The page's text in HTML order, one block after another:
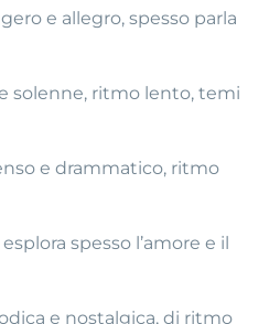
e allegro, spesso parla
solenne, ritmo lento, temi
e drammatico, ritmo
spesso l’amore e il
e nostalgica, di ritmo